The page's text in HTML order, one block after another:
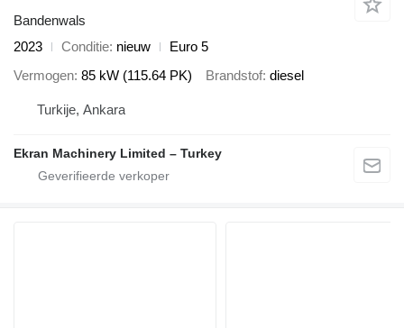
Bandenwals
2023
Conditie nieuw
Euro 5
Vermogen 85 kW (115.64 PK) Brandstof diesel
Turkije, Ankara
Ekran Machinery Limited – Turkey